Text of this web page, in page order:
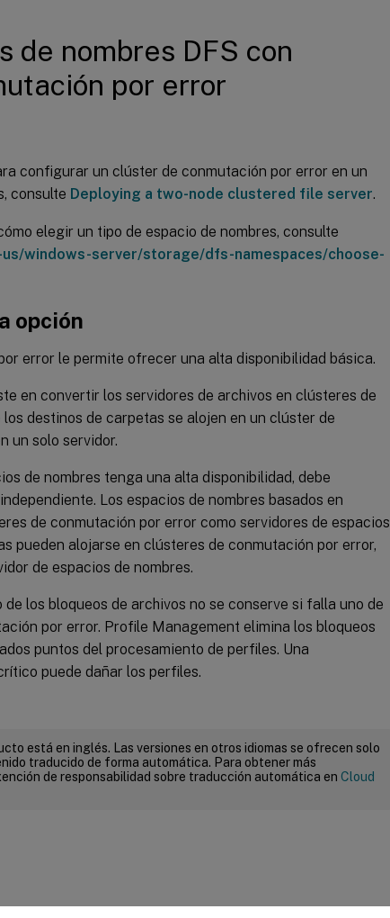
de nombres DFS con
por error
configurar un clúster de conmutación por error en un
consulte Deploying a two-node clustered file server.
elegir un tipo de espacio de nombres, consulte
windows-server/storage/dfs-namespaces/choose-
opción
error le permite ofrecer una alta disponibilidad básica.
en convertir los servidores de archivos en clústeres de
destinos de carpetas se alojen en un clúster de
un solo servidor.
de nombres tenga una alta disponibilidad, debe
Los espacios de nombres basados en
de conmutación por error como servidores de espacios
pueden alojarse en clústeres de conmutación por error,
de espacios de nombres.
los bloqueos de archivos no se conserve si falla uno de
por error. Profile Management elimina los bloqueos
puntos del procesamiento de perfiles. Una
puede dañar los perfiles.
está en inglés. Las versiones en otros idiomas se ofrecen solo
traducido de forma automática. Para obtener más
de responsabilidad sobre traducción automática en Cloud